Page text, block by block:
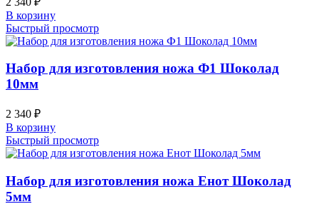
В корзину
Быстрый просмотр
Набор для изготовления ножа Ф1 Шоколад
10мм
2 340 ₽
В корзину
Быстрый просмотр
Набор для изготовления ножа Енот Шоколад
5мм